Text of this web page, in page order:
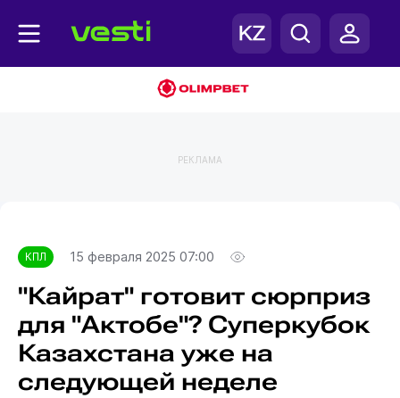
РЕКЛАМА
КПЛ 15 февраля 2025 07:00
"Кайрат" готовит сюрприз
для "Актобе"? Суперкубок
Казахстана уже на
следующей неделе